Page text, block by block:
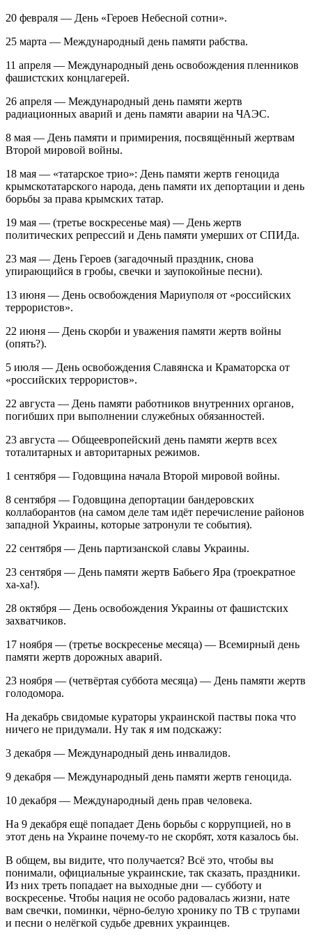
20 февраля ― День «Героев Небесной сотни».
25 марта ― Международный день памяти рабства.
11 апреля ― Международный день освобождения пленников
фашистских концлагерей.
26 апреля ― Международный день памяти жертв
радиационных аварий и день памяти аварии на ЧАЭС.
8 мая ― День памяти и примирения, посвящённый жертвам
Второй мировой войны.
18 мая ― «татарское трио»: День памяти жертв геноцида
крымскотатарского народа, день памяти их депортации и день
борьбы за права крымских татар.
19 мая ― (третье воскресенье мая) ― День жертв
политических репрессий и День памяти умерших от СПИДа.
23 мая ― День Героев (загадочный праздник, снова
упирающийся в гробы, свечки и заупокойные песни).
13 июня ― День освобождения Мариуполя от «российских
террористов».
22 июня ― День скорби и уважения памяти жертв войны
(опять?).
5 июля ― День освобождения Славянска и Краматорска от
«российских террористов».
22 августа ― День памяти работников внутренних органов,
погибших при выполнении служебных обязанностей.
23 августа ― Общеевропейский день памяти жертв всех
тоталитарных и авторитарных режимов.
1 сентября ― Годовщина начала Второй мировой войны.
8 сентября ― Годовщина депортации бандеровских
коллаборантов (на самом деле там идёт перечисление районов
западной Украины, которые затронули те события).
22 сентября ― День партизанской славы Украины.
23 сентября ― День памяти жертв Бабьего Яра (троекратное
ха-ха!).
28 октября ― День освобождения Украины от фашистских
захватчиков.
17 ноября ― (третье воскресенье месяца) ― Всемирный день
памяти жертв дорожных аварий.
23 ноября ― (четвёртая суббота месяца) ― День памяти жертв
голодомора.
На декабрь свидомые кураторы украинской паствы пока что
ничего не придумали. Ну так я им подскажу:
3 декабря ― Международный день инвалидов.
9 декабря ― Международный день памяти жертв геноцида.
10 декабря ― Международный день прав человека.
На 9 декабря ещё попадает День борьбы с коррупцией, но в
этот день на Украине почему-то не скорбят, хотя казалось бы.
В общем, вы видите, что получается? Всё это, чтобы вы
понимали, официальные украинские, так сказать, праздники.
Из них треть попадает на выходные дни ― субботу и
воскресенье. Чтобы нация не особо радовалась жизни, нате
вам свечки, поминки, чёрно-белую хронику по ТВ с трупами
и песни о нелёгкой судьбе древних украинцев.